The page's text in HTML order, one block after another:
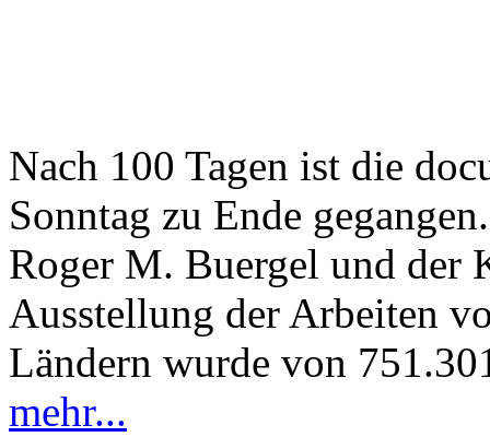
Nach 100 Tagen ist die
Sonntag zu Ende
Roger M. Buergel und der
Ausstellung der Arbeiten
Ländern wurde von
mehr...